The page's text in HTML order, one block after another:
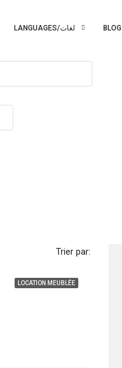
LANGUAGES/لغات BLOG
Trier par:
LOCATION MEUBLÉE